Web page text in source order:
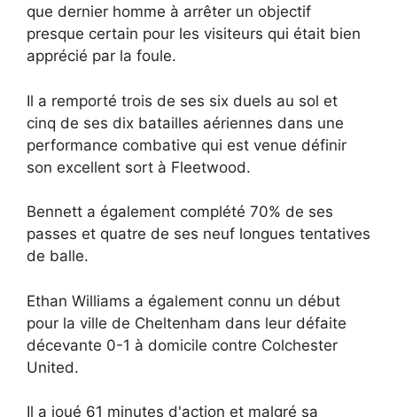
que dernier homme à arrêter un objectif
presque certain pour les visiteurs qui était bien
apprécié par la foule.
Il a remporté trois de ses six duels au sol et
cinq de ses dix batailles aériennes dans une
performance combative qui est venue définir
son excellent sort à Fleetwood.
Bennett a également complété 70% de ses
passes et quatre de ses neuf longues tentatives
de balle.
Ethan Williams a également connu un début
pour la ville de Cheltenham dans leur défaite
décevante 0-1 à domicile contre Colchester
United.
Il a joué 61 minutes d'action et malgré sa